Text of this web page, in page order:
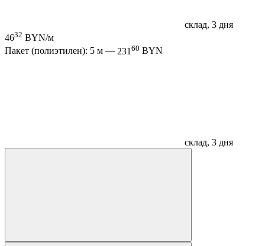
склад, 3 дня
4632 BYN/м
Пакет (полиэтилен): 5 м — 231 60 BYN
склад, 3 дня